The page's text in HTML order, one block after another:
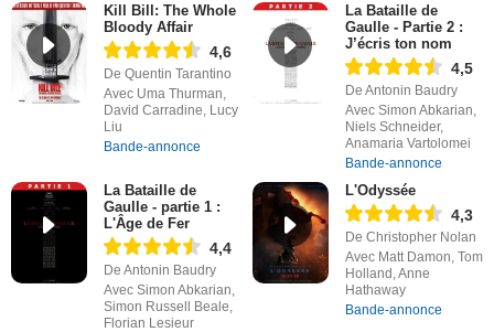
Kill Bill: The Whole
Bloody Affair
4,6
De Quentin Tarantino
Avec Uma Thurman,
David Carradine, Lucy
Liu
Bande-annonce
La Bataille de
Gaulle - Partie 2 :
J’écris ton nom
4,5
De Antonin Baudry
Avec Simon Abkarian,
Niels Schneider,
Anamaria Vartolomei
Bande-annonce
La Bataille de
Gaulle - partie 1 :
L'Âge de Fer
4,4
De Antonin Baudry
Avec Simon Abkarian,
Simon Russell Beale,
Florian Lesieur
L'Odyssée
4,3
De Christopher Nolan
Avec Matt Damon, Tom
Holland, Anne
Hathaway
Bande-annonce